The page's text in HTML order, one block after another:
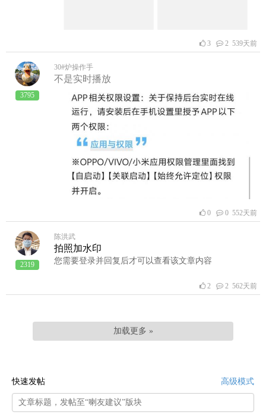
3 2 539天前
3795
30#炉操作手
不是实时播放
0 0 552天前
2319
陈洪武
拍照加水印
您需要登录并回复后才可以查看该文章内容
2 2 562天前
加载更多 »
快速发帖 高级模式